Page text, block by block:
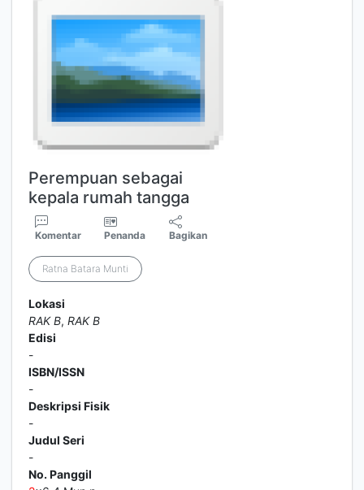
Perempuan sebagai
kepala rumah tangga
Komentar Penanda Bagikan
Ratna Batara Munti
Lokasi
RAK B, RAK B
Edisi
-
ISBN/ISSN
-
Deskripsi Fisik
-
Judul Seri
-
No. Panggil